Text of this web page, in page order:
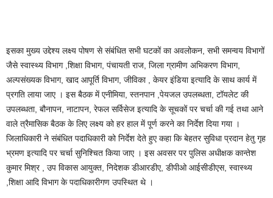
इसका मुख्य उद्देश्य लक्ष्य पोषण से संबंधित सभी घटकों का अवलोकन, सभी समन्वय विभागों
जैसे स्वास्थ्य विभाग ,शिक्षा विभाग, पंचायती राज, जिला ग्रामीण अभिकरण विभाग,
अल्पसंख्यक विभाग, खाद आपूर्ति विभाग, जीविका , केयर इंडिया इत्यादि के साथ कार्य में
प्रगति लाया जाए । इस बैठक में एनीमिया, स्तनपान ,पेयजल उपलब्धता, टॉयलेट की
उपलब्धता, बौनापन, नाटापन, रेफल सर्विसेज इत्यादि के सूचकों पर चर्चा की गई तथा आने
वाले त्रैमासिक बैठक के लिए लक्ष्य को हर हाल में पूर्ण करने का निर्देश दिया गया ।
जिलाधिकारी ने संबंधित पदाधिकारी को निर्देश देते हुए कहा कि बेहतर सुविधा प्रदान हेतु गृह
भ्रमण इत्यादि पर चर्चा सुनिश्चित किया जाए । इस अवसर पर पुलिस अधीक्षक कान्तेश
कुमार मिश्र , उप विकास आयुक्त, निदेशक डीआरडीए, डीपीओ आईसीडीएस, स्वास्थ्य
,शिक्षा आदि विभाग के पदाधिकारीगण उपस्थित थे ।